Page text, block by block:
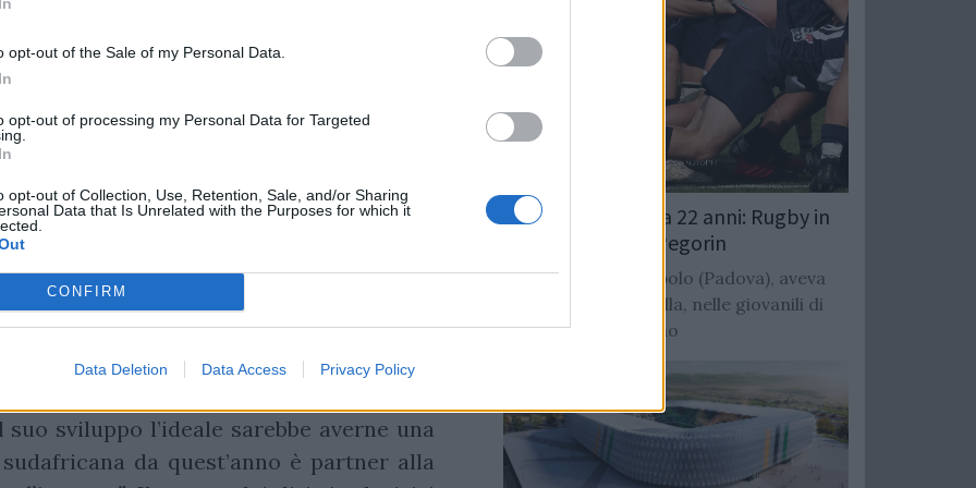
opt-out of the Sale of my Personal Data.
opt-out of processing my Personal Data for Targeted
opt-out of Collection, Use, Retention, Sale, and/or Sharing
Data that Is Unrelated with the Purposes for which it
CONFIRM
Data Deletion Data Access Privacy Policy
non sarebbe un problema vista la
Anzi, andrebbe proprio in quella
a pagare una “tassa d’ingresso”
tempo Italia e Sudafrica, sarebbero
e logistiche. Sulla carta è questa
e suggestiva per ilrugby .
partecipano alla Challenge Cup
hanno partecipato all’Urc insieme ai
prima che nel torneo approdassero dal
principali franchigie sudafricane. Il
sviluppo l’ideale sarebbe averne una
da quest’anno è partner alla
Giocatore muore a 22 anni: Rugby in
lutto per Mattia Pegorin
Terza linea di Tombolo (Padova), aveva
giaco con il Cittadella, nelle giovanili di
Benetton e Mogliano